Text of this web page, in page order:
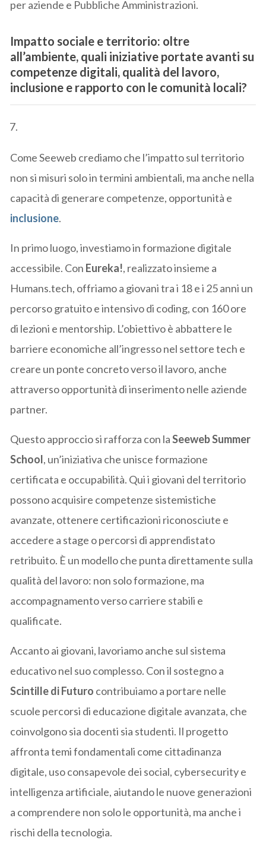
per aziende e Pubbliche Amministrazioni.
Impatto sociale e territorio: oltre
all’ambiente, quali iniziative portate avanti su
competenze digitali, qualità del lavoro,
inclusione e rapporto con le comunità locali?
Come Seeweb crediamo che l’impatto sul territorio
non si misuri solo in termini ambientali, ma anche nella
capacità di generare competenze, opportunità e
inclusione.
In primo luogo, investiamo in formazione digitale
accessibile. Con Eureka!, realizzato insieme a
Humans.tech, offriamo a giovani tra i 18 e i 25 anni un
percorso gratuito e intensivo di coding, con 160 ore
di lezioni e mentorship. L’obiettivo è abbattere le
barriere economiche all’ingresso nel settore tech e
creare un ponte concreto verso il lavoro, anche
attraverso opportunità di inserimento nelle aziende
partner.
Questo approccio si rafforza con laSeeweb Summer
School, un’iniziativa che unisce formazione
certificata e occupabilità. Qui i giovani del territorio
possono acquisire competenze sistemistiche
avanzate, ottenere certificazioni riconosciute e
accedere a stage o percorsi di apprendistato
retribuito. È un modello che punta direttamente sulla
qualità del lavoro: non solo formazione, ma
accompagnamento verso carriere stabili e
qualificate.
Accanto ai giovani, lavoriamo anche sul sistema
educativo nel suo complesso. Con il sostegno a
Scintille di Futuro contribuiamo a portare nelle
scuole percorsi di educazione digitale avanzata, che
coinvolgono sia docenti sia studenti. Il progetto
affronta temi fondamentali come cittadinanza
digitale, uso consapevole dei social, cybersecurity e
intelligenza artificiale, aiutando le nuove generazioni
a comprendere non solo le opportunità, ma anche i
rischi della tecnologia.